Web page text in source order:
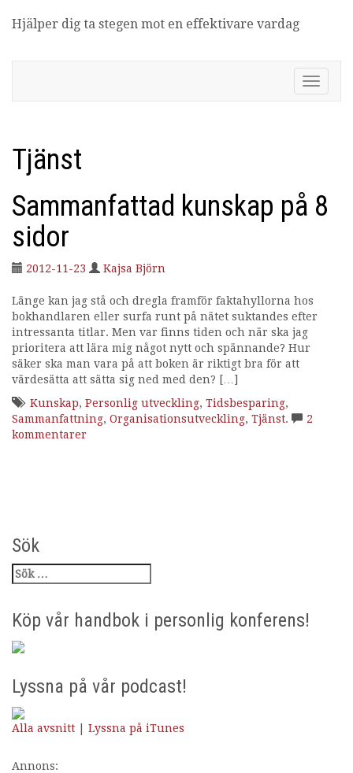
Hjälper dig ta stegen mot en effektivare vardag
V
i
e
r
Tjänst
Sammanfattad kunskap på 8
sidor
2012-11-23 Kajsa Björn
Länge kan jag stå och dregla framför faktahyllorna hos
bokhandlaren eller surfa runt på nätet suktandes efter
intressanta titlar. Men var finns tiden och när ska jag
prioritera att lära mig något nytt och spännande? Hur
säker ska man vara på att boken är riktigt bra för att
värdesätta att sätta sig ned med den? […]
Kunskap, Personlig utveckling, Tidsbesparing,
Sammanfattning, Organisationsutveckling, Tjänst.
2
kommentarer
Sök
Köp vår handbok i personlig konferens!
Lyssna på vår podcast!
Alla avsnitt Lyssna på iTunes
Annons: